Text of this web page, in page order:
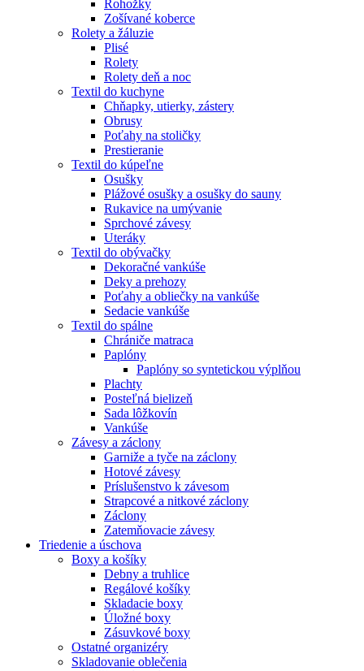
Rohožky
Zošívané koberce
Rolety a žáluzie
Plisé
Rolety
Rolety deň a noc
Textil do kuchyne
Chňapky, utierky, zástery
Obrusy
Poťahy na stoličky
Prestieranie
Textil do kúpeľne
Osušky
Plážové osušky a osušky do sauny
Rukavice na umývanie
Sprchové závesy
Uteráky
Textil do obývačky
Dekoračné vankúše
Deky a prehozy
Poťahy a obliečky na vankúše
Sedacie vankúše
Textil do spálne
Chrániče matraca
Paplóny
Paplóny so syntetickou výplňou
Plachty
Posteľná bielizeň
Sada lôžkovín
Vankúše
Závesy a záclony
Garniže a tyče na záclony
Hotové závesy
Príslušenstvo k závesom
Strapcové a nitkové záclony
Záclony
Zatemňovacie závesy
Triedenie a úschova
Boxy a košíky
Debny a truhlice
Regálové košíky
Skladacie boxy
Úložné boxy
Zásuvkové boxy
Ostatné organizéry
Skladovanie oblečenia